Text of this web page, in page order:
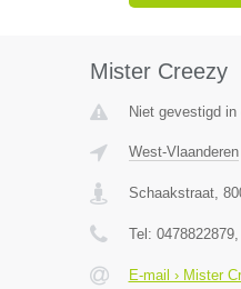
Mister Creezy
Niet gevestigd
West-Vlaanderen
Schaakstraat,
Tel: 0478822879,
E-mail › Mister